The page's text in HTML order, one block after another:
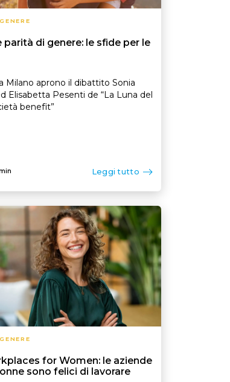
parità di genere: le sfide per le
Milano aprono il dibattito Sonia
Elisabetta Pesenti de “La Luna del
benefit”
Leggi tutto
for Women: le aziende
sono felici di lavorare